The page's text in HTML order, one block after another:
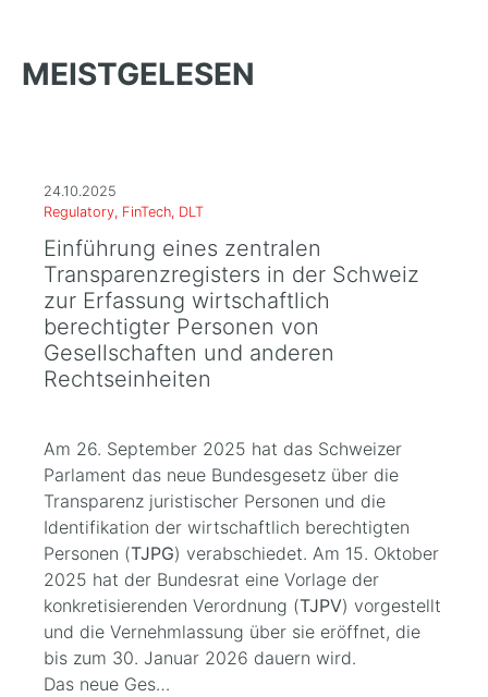
MEISTGELESEN
24.10.2025
Regulatory, FinTech, DLT
Einführung eines zentralen
Transparenzregisters in der Schweiz
zur Erfassung wirtschaftlich
berechtigter Personen von
Gesellschaften und anderen
Rechtseinheiten
Am 26. September 2025 hat das Schweizer
Parlament das neue Bundesgesetz über die
Transparenz juristischer Personen und die
Identifikation der wirtschaftlich berechtigten
Personen (TJPG) verabschiedet. Am 15. Oktober
2025 hat der Bundesrat eine Vorlage der
konkretisierenden Verordnung (TJPV) vorgestellt
und die Vernehmlassung über sie eröffnet, die
bis zum 30. Januar 2026 dauern wird.
Das neue Ges…